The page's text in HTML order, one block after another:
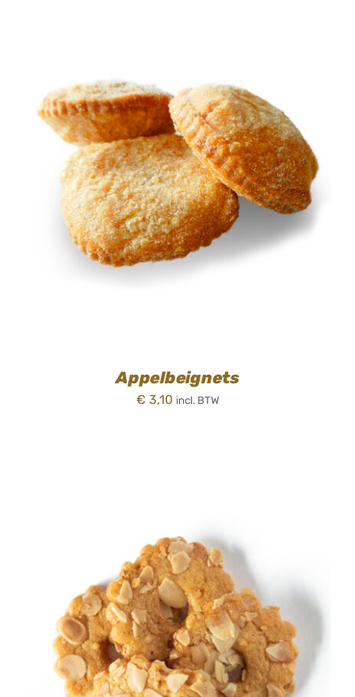
TOEVOEGEN AAN WINKELWAGEN
/
DETAILS
Appelbeignets
€ 3,10 incl. BTW
TOEVOEGEN AAN WINKELWAGEN
/
DETAILS